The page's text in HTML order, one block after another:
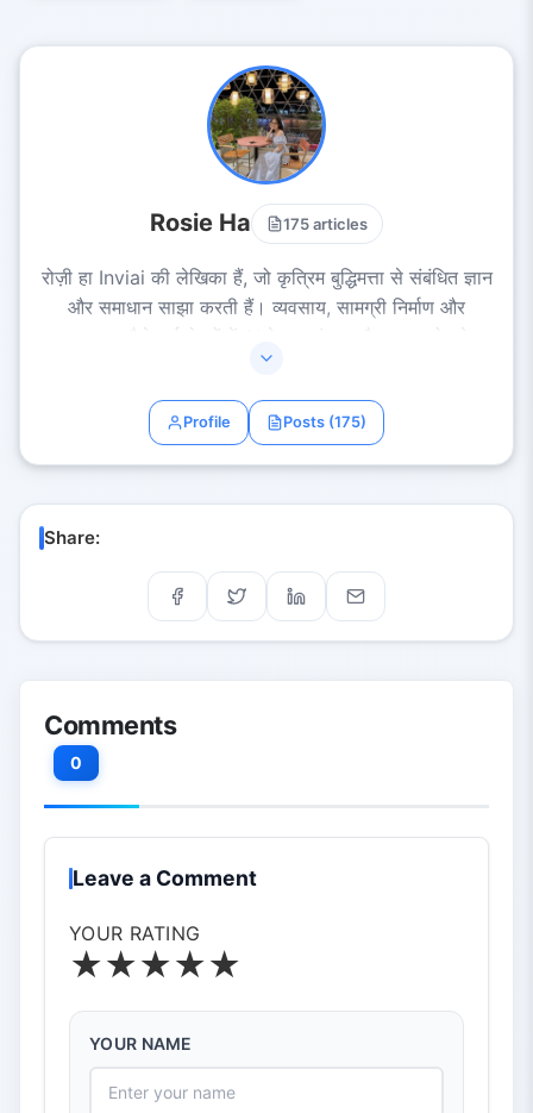
Rosie Ha 175 articles
रोज़ी हा Inviai की लेखिका हैं, जो कृत्रिम बुद्धिमत्ता से संबंधित ज्ञान
और समाधान साझा करती हैं। व्यवसाय, सामग्री निर्माण और
अनुभव के साथ, रोज़ी हा सरल, व्यावहारिक और प्रेरणादायक लेख
प्रस्तुत करती हैं। रोज़ी हा का मिशन है कि वे सभी को AI का
प्रभावी उपयोग करके उत्पादकता बढ़ाने और रचनात्मक क्षमता का
Profile Posts (175)
Share:
Comments
0
Leave a Comment
YOUR RATING
★★★★★
YOUR NAME